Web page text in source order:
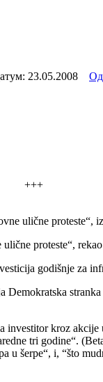
23.05.2008
+++
ulične
proteste“,
godišnje za
kroz
tri godine“.
u šerpe“, i, “što